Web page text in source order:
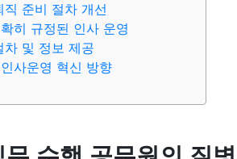
직 준비 절차 개선
히 규정된 인사 운영
차 및 정보 제공
사운영 혁신 방향